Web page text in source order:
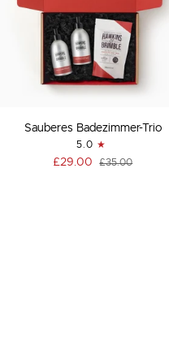
Sauberes
Sauberes Badezimmer-Trio
5.0
£29.00 £35.00